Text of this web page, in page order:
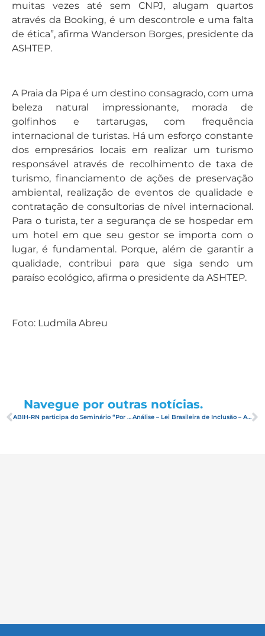
muitas vezes até sem CNPJ, alugam quartos
através da Booking, é um descontrole e uma falta
de ética”, afirma Wanderson Borges, presidente da
ASHTEP.
A Praia da Pipa é um destino consagrado, com uma
beleza natural impressionante, morada de
golfinhos e tartarugas, com frequência
internacional de turistas. Há um esforço constante
dos empresários locais em realizar um turismo
responsável através de recolhimento de taxa de
turismo, financiamento de ações de preservação
ambiental, realização de eventos de qualidade e
contratação de consultorias de nível internacional.
Para o turista, ter a segurança de se hospedar em
um hotel em que seu gestor se importa com o
lugar, é fundamental. Porque, além de garantir a
qualidade, contribui para que siga sendo um
paraíso ecológico, afirma o presidente da ASHTEP.
Foto: Ludmila Abreu
Navegue por outras notícias.
ABIH-RN participa do Seminário “Por que o Brasil Precisa da Nova Previdência” Análise – Lei Brasileira de Inclusão – ABIH Nacional